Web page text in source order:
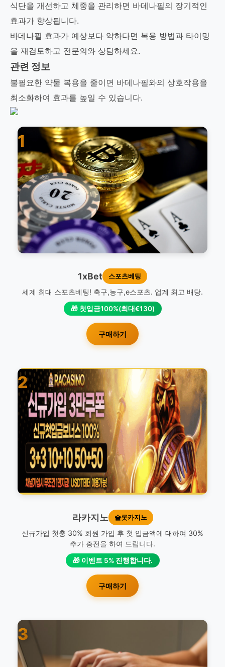
식단을 개선하고 체중을 관리하면 바데나필의 장기적인
효과가 향상됩니다.
바데나필 효과가 예상보다 약하다면 복용 방법과 타이밍
을 재검토하고 전문의와 상담하세요.
관련 정보
불필요한 약물 복용을 줄이면 바데나필와의 상호작용을
최소화하여 효과를 높일 수 있습니다.
1
1xBet 스포츠베팅
세계 최대 스포츠베팅! 축구,농구,e스포츠. 업계 최고 배당.
🎁 첫입금100%(최대€130)
구매하기
2
라카지노 슬롯카지노
신규가입 첫충 30% 회원 가입 후 첫 입금액에 대하여 30%
추가 충전을 하여 드립니다.
🎁 이벤트 5% 진행합니다.
구매하기
3